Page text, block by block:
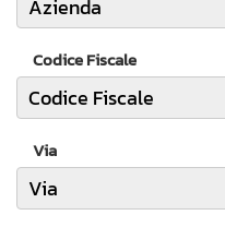
Codice Fiscale
Via